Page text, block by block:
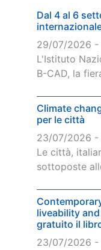
Dal 4 al 6
29/07/2026 -
L'Istituto
B-CAD, la
Climate
per le città
23/07/2026 -
Le città,
sottoposte
liveability
gratuito il
23/07/2026 -